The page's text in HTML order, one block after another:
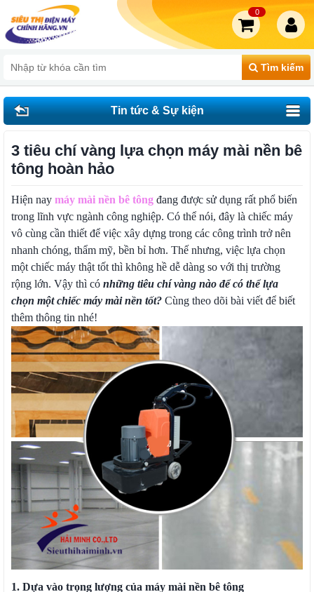
Tìm kiếm
0
Tin tức & Sự kiện
3 tiêu chí vàng lựa chọn máy mài nền bê
tông hoàn hảo
Hiện nay máy mài nền bê tông đang được sử dụng rất phổ biến
trong lĩnh vực ngành công nghiệp. Có thể nói, đây là chiếc máy
vô cùng cần thiết để việc xây dựng trong các công trình trở nên
nhanh chóng, thẩm mỹ, bền bỉ hơn. Thế nhưng, việc lựa chọn
một chiếc máy thật tốt thì không hề dễ dàng so với thị trường
rộng lớn. Vậy thì có những tiêu chí vàng nào để có thể lựa
chọn một chiếc máy mài nền tốt? Cùng theo dõi bài viết để biết
thêm thông tin nhé!
1. Dựa vào trọng lượng của máy mài nền bê tông